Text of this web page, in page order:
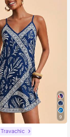
9
Travachic